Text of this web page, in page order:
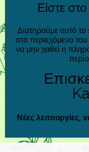
Είστε
Διατηρούμε αυτό
στο περιεχόμενο
να μην χαθεί η
Νέες λειτουργίες,